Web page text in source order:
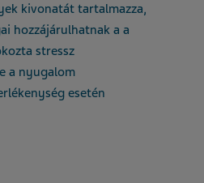
kivonatát tartalmazza,
hozzájárulhatnak a a
stressz
a nyugalom
esetén